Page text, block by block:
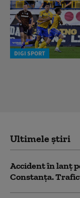
DIGI SPORT
Ultimele știri
Accident în lanț
Constanța.